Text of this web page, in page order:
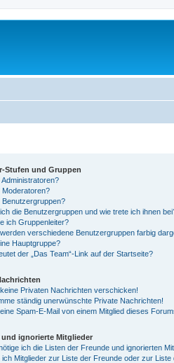
Stufen und Gruppen
Administratoren?
Moderatoren?
Benutzergruppen?
die Benutzergruppen und wie trete ich ihnen
ich Gruppenleiter?
verschiedene Benutzergruppen farbig
Hauptgruppe?
der „Das Team“-Link auf der Startseite?
Privaten Nachrichten verschicken!
ständig unerwünschte Private Nachrichten!
Spam-E-Mail von einem Mitglied dieses
und ignorierte Mitglieder
ich die Listen der Freunde und ignorierten
ich Mitglieder zur Liste der Freunde oder zur